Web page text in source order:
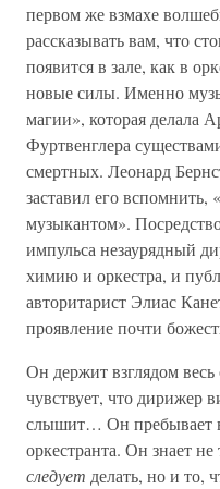
первом же взмахе
рассказывать вам, что
появится в зале, как в
новые силы. Именно
магии», которая делала
Фуртвенглера
смертных. Леонард
заставил его вспомнить,
музыкантом».
импульса незаурядный
химию и оркестра, и
авторитарист Элиас
проявление почти
Он держит взглядом
чувствует, что дирижер
слышит… Он пребывает
оркестранта. Он знает
следует делать, но и то,